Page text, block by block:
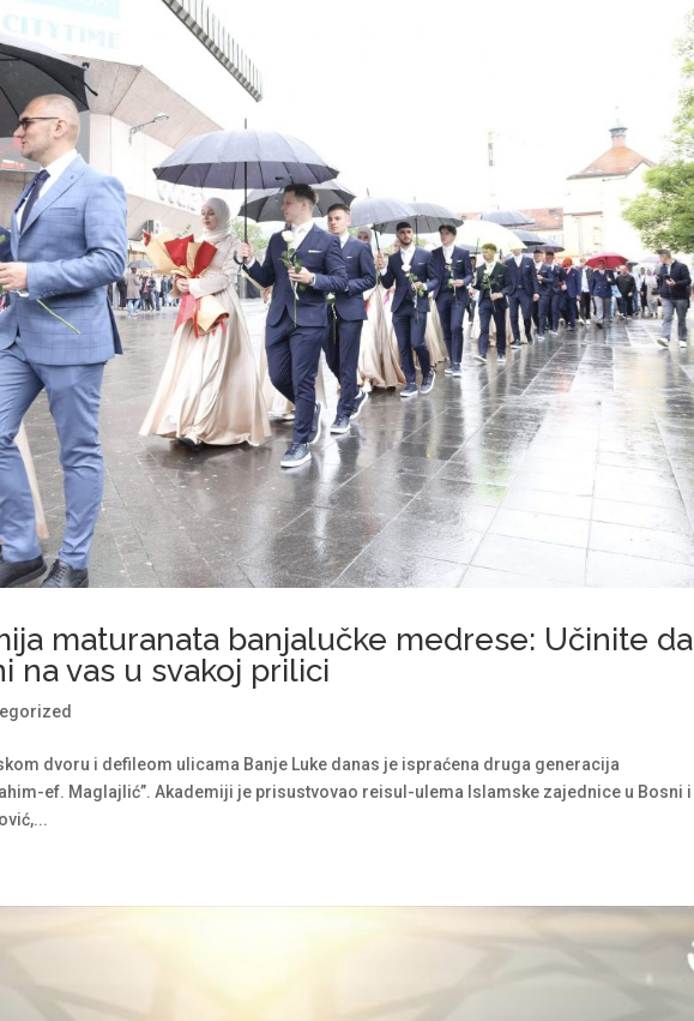
maturanata banjalučke medrese: Učinite da
na vas u svakoj prilici
dvoru i defileom ulicama Banje Luke danas je ispraćena druga generacija
ef. Maglajlić”. Akademiji je prisustvovao reisul-ulema Islamske zajednice u Bosni i